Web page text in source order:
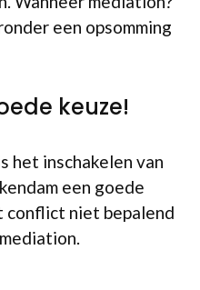
een opsomming
keuze!
het inschakelen van
een goede
niet bepalend